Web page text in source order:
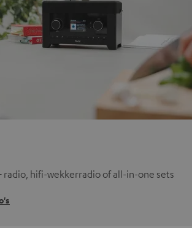
radio, hifi-wekkerradio of all-in-one sets